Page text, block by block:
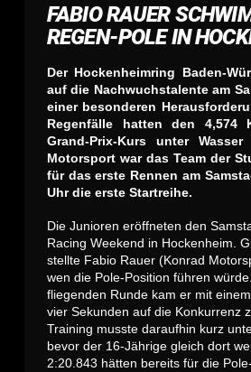
FABIO RAUER
REGEN-POLE IN
Der Hockenheimring Baden-
auf die Nachwuchstalente am
einer besonderen
Regenfälle hatten den 4,574
Grand-Prix-Kurs unter
Motorsport war das Team der
für das erste Rennen am
Uhr die erste Startreihe.
Die Junioren eröffneten den
Racing Weekend in Hockenheim.
stellte Fabio Rauer (Konrad
wen die Pole-Position führen
fliegenden Runde kam er mit
vier Sekunden auf die Konkurrenz
Training musste daraufhin kurz
bevor der 16-Jährige gleich dort
2:20.843 hätten bereits für die